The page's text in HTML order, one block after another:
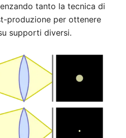
tanto la tecnica di
produzione per ottenere
supporti diversi.